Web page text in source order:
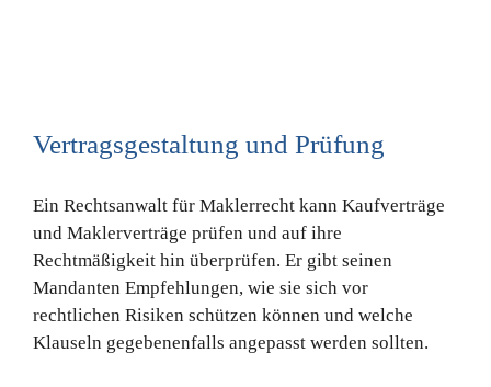
Vertragsgestaltung und Prüfung
Ein Rechtsanwalt für Maklerrecht kann Kaufverträge
und Maklerverträge prüfen und auf ihre
Rechtmäßigkeit hin überprüfen. Er gibt seinen
Mandanten Empfehlungen, wie sie sich vor
rechtlichen Risiken schützen können und welche
Klauseln gegebenenfalls angepasst werden sollten.